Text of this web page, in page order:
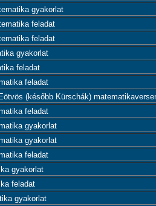
gyakorlat
feladat
feladat
gyakorlat
feladat
feladat
(később Kürschák)
feladat
gyakorlat
gyakorlat
feladat
gyakorlat
feladat
gyakorlat